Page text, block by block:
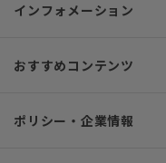
インフォメーション
おすすめコンテンツ
ポリシー・企業情報